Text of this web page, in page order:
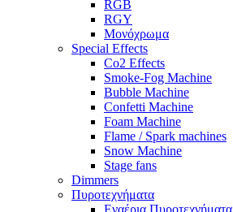
RGB
RGY
Μονόχρωμα
Special Effects
Co2 Effects
Smoke-Fog Machine
Bubble Machine
Confetti Machine
Foam Machine
Flame / Spark machines
Snow Machine
Stage fans
Dimmers
Πυροτεχνήματα
Εναέρια Πυροτεχνήματα